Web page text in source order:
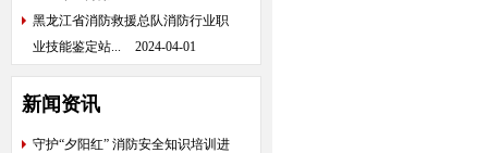
黑龙江省消防救援总队消防行业职
业技能鉴定站...
2024-04-01
新闻资讯
守护“夕阳红” 消防安全知识培训进